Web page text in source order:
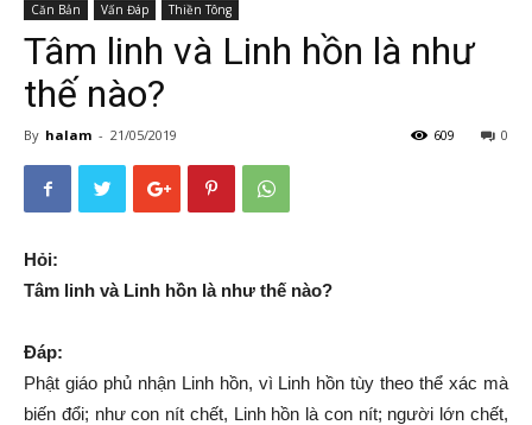
Căn Bản Vấn Đáp Thiền Tông
Tâm linh và Linh hồn là như
thế nào?
By halam - 21/05/2019 0
609
Hỏi:
Tâm linh và Linh hồn là như thế nào?
Đáp:
Phật giáo phủ nhận Linh hồn, vì Linh hồn tùy theo thể xác mà
biến đổi; như con nít chết, Linh hồn là con nít; người lớn chết,